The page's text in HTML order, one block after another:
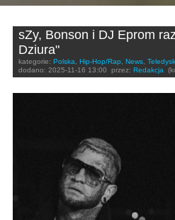
sZy, Bonson i DJ Eprom
Dziura"
kategorie: Polska, Hip-Hop/Rap, News,
dodano: 2025-11-16 13:00 przez: Redakcja